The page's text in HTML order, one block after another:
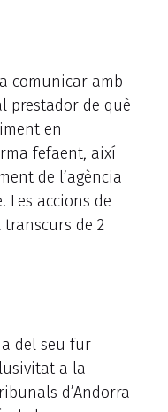
comunicar amb
prestador de què
en
fefaent, així
de l’agència
Les accions de
de 2
del seu fur
a la
d’Andorra